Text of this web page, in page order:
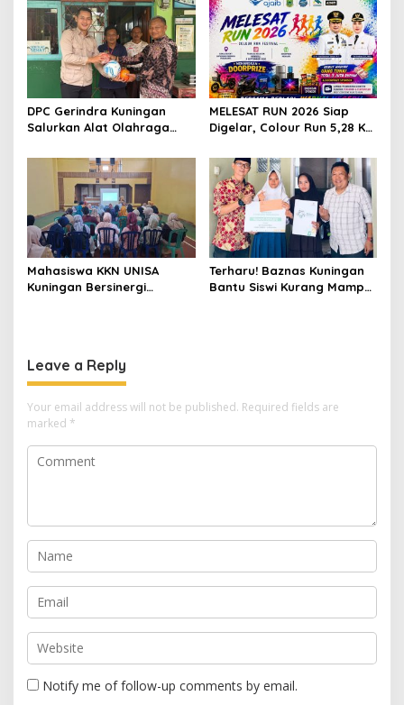
DPC Gerindra Kuningan
Salurkan Alat Olahraga
Garawangi, Dorong
Pembinaan Generasi Muda
MELESAT RUN 2026 Siap
Digelar, Colour Run 5,28 Km
dan Promosi Kuningan
Mahasiswa KKN UNISA
Kuningan Bersinergi
Terharu! Baznas Kuningan
Bantu Siswi Kurang Mampu
Leave a Reply
Your email address will not be published. Required fields are
marked *
Notify me of follow-up comments by email.